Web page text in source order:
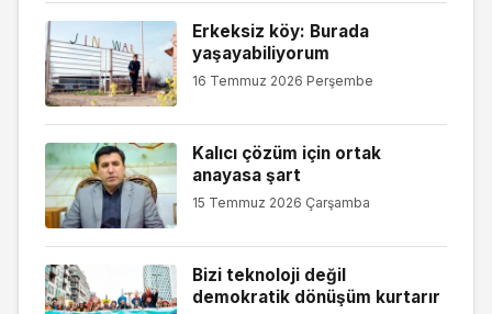
Erkeksiz köy: Burada
yaşayabiliyorum
16 Temmuz 2026 Perşembe
Kalıcı çözüm için ortak
anayasa şart
15 Temmuz 2026 Çarşamba
Bizi teknoloji değil
demokratik dönüşüm kurtarır